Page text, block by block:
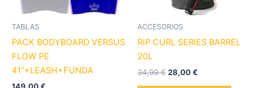
TABLAS
PACK BODYBOARD VERSUS
FLOW PE
41”+LEASH+FUNDA
ACCESORIOS
RIP CURL SERIES BARREL
20L
34,99€28,00€